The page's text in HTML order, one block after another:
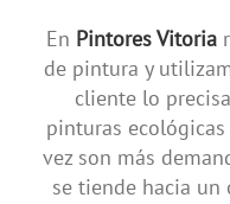
En Pintores Vitoria
de pintura y
cliente lo
pinturas
vez son más
se tiende hacia un